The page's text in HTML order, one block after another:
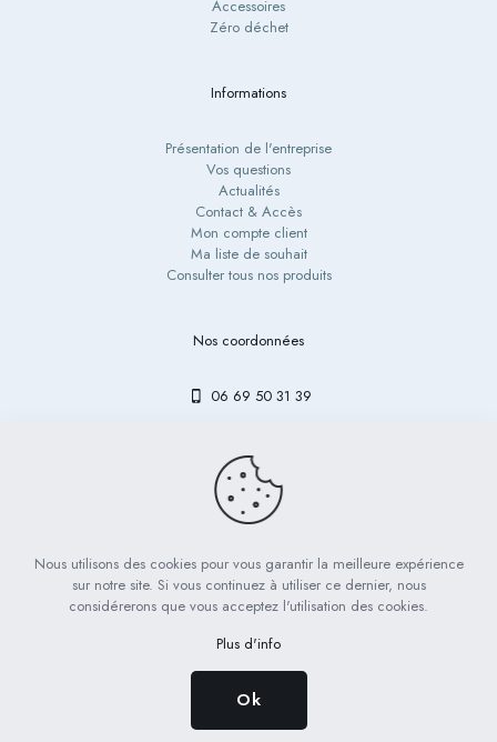
Accessoires
Zéro déchet
Informations
Présentation de l'entreprise
Vos questions
Actualités
Contact & Accès
Mon compte client
Ma liste de souhait
Consulter tous nos produits
Nos coordonnées
06 69 50 31 39
© 2023 Bibou & Lulu - Tous droits réservés | Réalisé par
LICOM
Développement
Nous utilisons des cookies pour vous garantir la meilleure expérience
sur notre site. Si vous continuez à utiliser ce dernier, nous
considérerons que vous acceptez l'utilisation des cookies.
Plus d'info
Ok